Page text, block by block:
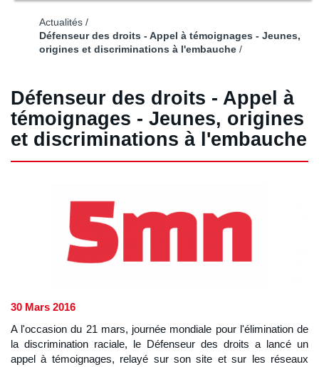
Actualités
Défenseur des droits - Appel à témoignages - Jeunes,
origines et discriminations à l'embauche
Défenseur des droits - Appel à
témoignages - Jeunes, origines
et discriminations à l'embauche
30 Mars 2016
A l'occasion du 21 mars, journée mondiale pour l'élimination de
la discrimination raciale, le Défenseur des droits a lancé un
appel à témoignages, relayé sur son site et sur les réseaux